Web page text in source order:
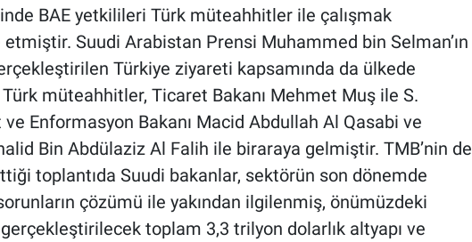
BAE yetkilileri Türk müteahhitler ile çalışmak
Suudi Arabistan Prensi Muhammed bin Selman’ın
Türkiye ziyareti kapsamında da ülkede
müteahhitler, Ticaret Bakanı Mehmet Muş ile S.
Enformasyon Bakanı Macid Abdullah Al Qasabi ve
Bin Abdülaziz Al Falih ile biraraya gelmiştir. TMB’nin de
toplantıda Suudi bakanlar, sektörün son dönemde
çözümü ile yakından ilgilenmiş, önümüzdeki
toplam 3,3 trilyon dolarlık altyapı ve